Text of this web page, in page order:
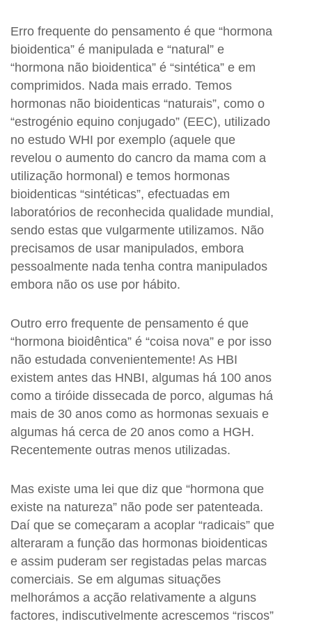
Erro frequente do pensamento é que “hormona
bioidentica” é manipulada e “natural” e
“hormona não bioidentica” é “sintética” e em
comprimidos. Nada mais errado. Temos
hormonas não bioidenticas “naturais”, como o
“estrogénio equino conjugado” (EEC), utilizado
no estudo WHI por exemplo (aquele que
revelou o aumento do cancro da mama com a
utilização hormonal) e temos hormonas
bioidenticas “sintéticas”, efectuadas em
laboratórios de reconhecida qualidade mundial,
sendo estas que vulgarmente utilizamos. Não
precisamos de usar manipulados, embora
pessoalmente nada tenha contra manipulados
embora não os use por hábito.
Outro erro frequente de pensamento é que
“hormona bioidêntica” é “coisa nova” e por isso
não estudada convenientemente! As HBI
existem antes das HNBI, algumas há 100 anos
como a tiróide dissecada de porco, algumas há
mais de 30 anos como as hormonas sexuais e
algumas há cerca de 20 anos como a HGH.
Recentemente outras menos utilizadas.
Mas existe uma lei que diz que “hormona que
existe na natureza” não pode ser patenteada.
Daí que se começaram a acoplar “radicais” que
alteraram a função das hormonas bioidenticas
e assim puderam ser registadas pelas marcas
comerciais. Se em algumas situações
melhorámos a acção relativamente a alguns
factores, indiscutivelmente acrescemos “riscos”